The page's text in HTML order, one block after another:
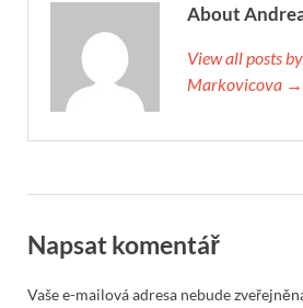
About
View all posts
Markovicova →
Napsat komentář
Vaše e-mailová adresa nebude